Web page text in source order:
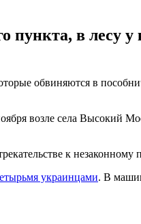
пункта, в лесу
обвиняются в
возле села Высокий
к
украинцами. В